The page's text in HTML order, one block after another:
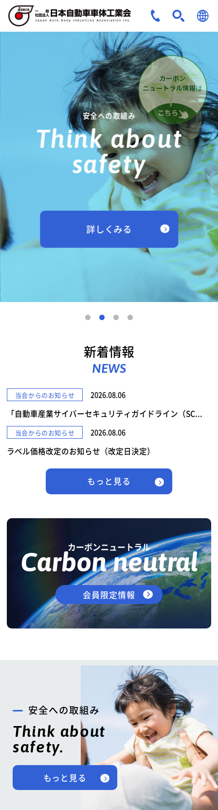
ENG
安全への取組み
Think about
safety
詳しくみる
新着情報
NEWS
当会からのお知らせ 2026.08.06
「自動車産業サイバーセキュリティガイドライン（SC...
当会からのお知らせ 2026.08.06
ラベル価格改定のお知らせ（改定日決定）
もっと見る
カーボンニュートラル
Carbon neutral
会員限定情報
安全への取組み
Think about
safety.
もっと見る